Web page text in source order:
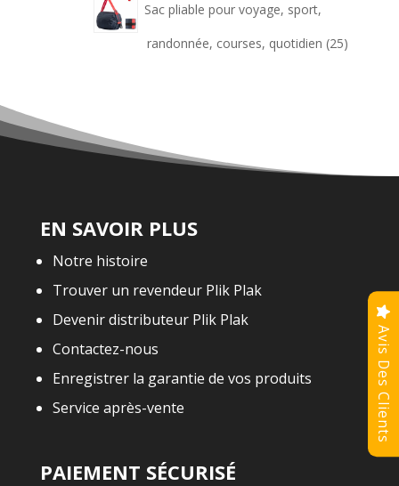
Sac pliable pour voyage, sport,
randonnée, courses, quotidien 2525
EN SAVOIR PLUS
Notre histoire
Trouver un revendeur Plik Plak
Devenir distributeur Plik Plak
Contactez-nous
Enregistrer la garantie de vos produits
Service après-vente
PAIEMENT SÉCURISÉ
Avis Des Clients